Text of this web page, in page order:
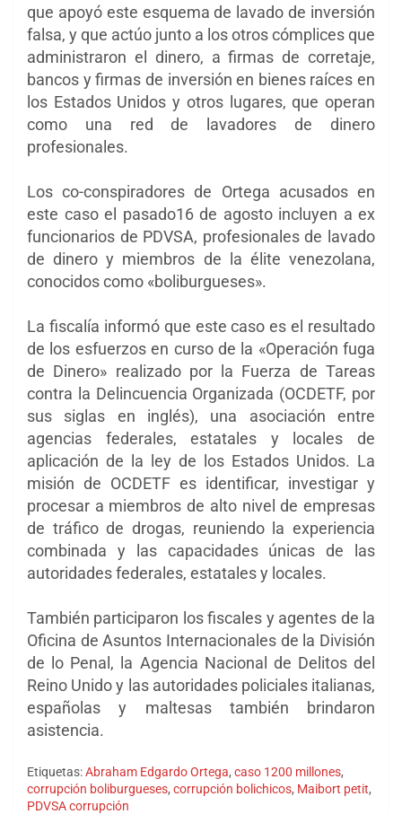
que apoyó este esquema de lavado de inversión
falsa, y que actúo junto a los otros cómplices que
administraron el dinero, a firmas de corretaje,
bancos y firmas de inversión en bienes raíces en
los Estados Unidos y otros lugares, que operan
como una red de lavadores de dinero
profesionales.
Los co-conspiradores de Ortega acusados ​en
este caso el pasado16 de agosto incluyen a ex
funcionarios de PDVSA, profesionales de lavado
de dinero y miembros de la élite venezolana,
conocidos como «boliburgueses».
La fiscalía informó que este caso es el resultado
de los esfuerzos en curso de la «Operación fuga
de Dinero» realizado por la Fuerza de Tareas
contra la Delincuencia Organizada (OCDETF, por
sus siglas en inglés), una asociación entre
agencias federales, estatales y locales de
aplicación de la ley de los Estados Unidos. La
misión de OCDETF es identificar, investigar y
procesar a miembros de alto nivel de empresas
de tráfico de drogas, reuniendo la experiencia
combinada y las capacidades únicas de las
autoridades federales, estatales y locales.
También participaron los fiscales y agentes de la
Oficina de Asuntos Internacionales de la División
de lo Penal, la Agencia Nacional de Delitos del
Reino Unido y las autoridades policiales italianas,
españolas y maltesas también brindaron
asistencia.
Etiquetas:Abraham Edgardo Ortega, caso 1200 millones,
corrupción boliburgueses, corrupción bolichicos, Maibort petit,
PDVSA corrupción